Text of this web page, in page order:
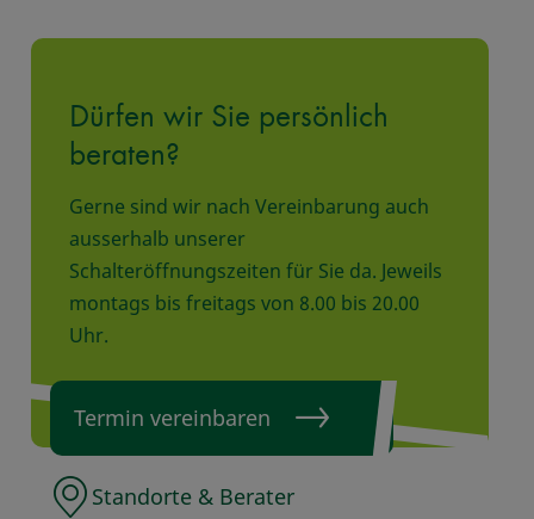
Dürfen wir Sie persönlich
beraten?
Gerne sind wir nach Vereinbarung auch
ausserhalb unserer
Schalteröffnungszeiten für Sie da. Jeweils
montags bis freitags von 8.00 bis 20.00
Uhr.
Termin vereinbaren
Standorte & Berater